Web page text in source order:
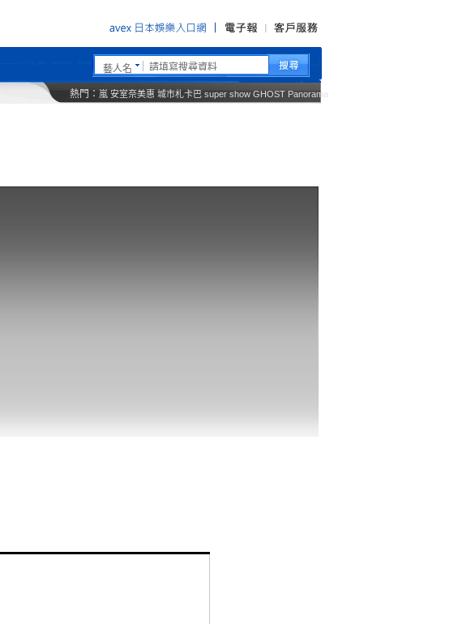
藝人名
熱門： 嵐 安室奈美惠 城市札卡巴 super show GHOST Panorama